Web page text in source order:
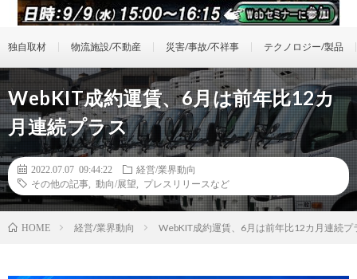
独自取材 物流施設/不動産 災害/事故/不祥事 テクノロジー/製品
WebKIT成約運賃、6月は前年比12カ
月連続プラス
2022.07.07 09:44:22
経営/業界動向
その他の記事
動向/展望 プレスリリースなど
HOME 経営/業界動向 WebKIT成約運賃、6月は前年比12カ月連続プ